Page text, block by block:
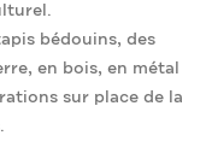
bédouins, des
en bois, en métal
sur place de la